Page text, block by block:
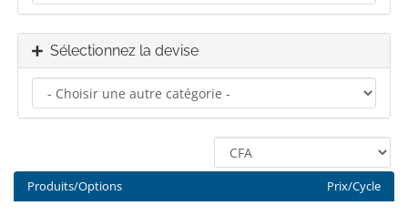
Sélectionnez la devise
Produits/Options Prix/Cycle